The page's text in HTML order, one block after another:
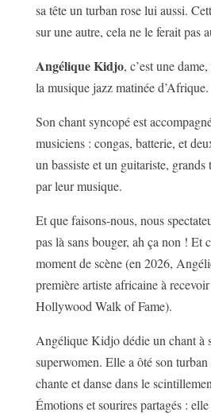
sa tête un turban rose lui aussi.
sur une autre, cela ne le ferait pas
Angélique Kidjo, c’est une
la musique jazz matinée d’Afrique.
Son chant syncopé est
musiciens : congas, batterie, et
un bassiste et un guitariste,
par leur musique.
Et que faisons-nous, nous
pas là sans bouger, ah ça non ! Et
moment de scène (en 2026,
première artiste africaine à
Hollywood Walk of Fame).
Angélique Kidjo dédie un chant à
superwomen. Elle a ôté son
chante et danse dans le
Émotions et sourires partagés :